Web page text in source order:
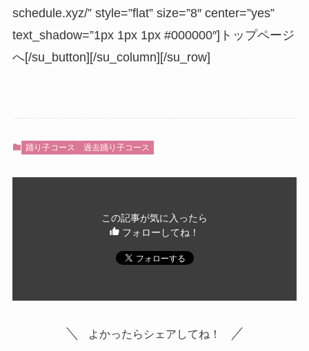
schedule.xyz/” style=”flat” size=”8″ center=”yes”
text_shadow=”1px 1px 1px #000000″]トップページ
へ[/su_button][/su_column][/su_row]
踊り子コース 過去踊り子コース
この記事が気に入ったら
フォローしてね！
よかったらシェアしてね！